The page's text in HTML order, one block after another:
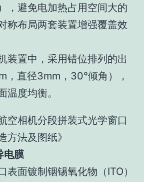
，避免电加热占用空间大的
称布局两套装置增强覆盖效
装置中，采用错位排列的出
，直径3mm，30°倾角），
温度均衡。
空相机分段拼装式光学窗口
方法及图纸》
电膜
表面镀制铟锡氧化物（ITO）